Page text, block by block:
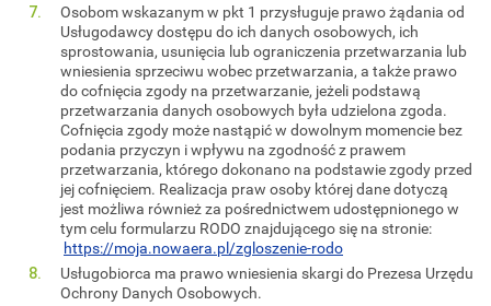
Osobom wskazanym w pkt 1 przysługuje prawo żądania od
Usługodawcy dostępu do ich danych osobowych, ich
sprostowania, usunięcia lub ograniczenia przetwarzania lub
wniesienia sprzeciwu wobec przetwarzania, a także prawo
do cofnięcia zgody na przetwarzanie, jeżeli podstawą
przetwarzania danych osobowych była udzielona zgoda.
Cofnięcia zgody może nastąpić w dowolnym momencie bez
podania przyczyn i wpływu na zgodność z prawem
przetwarzania, którego dokonano na podstawie zgody przed
jej cofnięciem. Realizacja praw osoby której dane dotyczą
jest możliwa również za pośrednictwem udostępnionego w
tym celu formularzu RODO znajdującego się na stronie:
https://moja.nowaera.pl/zgloszenie-rodo
Usługobiorca ma prawo wniesienia skargi do Prezesa Urzędu
Ochrony Danych Osobowych.